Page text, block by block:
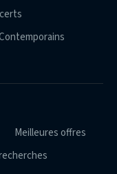
Meilleures offres